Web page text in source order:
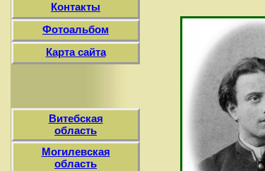
Контакты
Фотоальбом
Карта сайта
Витебская
область
Могилевская
область